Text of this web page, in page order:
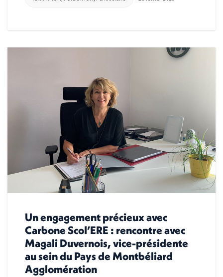
Un engagement précieux avec
Carbone Scol’ERE : rencontre avec
Magali Duvernois, vice-présidente
au sein du Pays de Montbéliard
Agglomération